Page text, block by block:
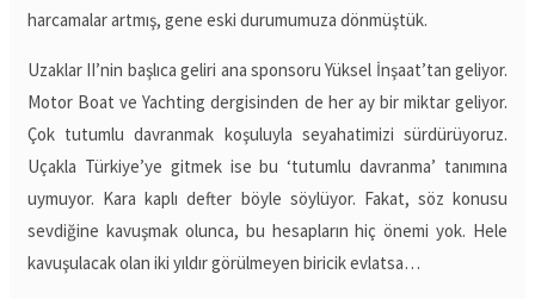
harcamalar artmış, gene eski durumumuza dönmüştük.
Uzaklar II’nin başlıca geliri ana sponsoru Yüksel İnşaat’tan geliyor.
Motor Boat ve Yachting dergisinden de her ay bir miktar geliyor.
Çok tutumlu davranmak koşuluyla seyahatimizi sürdürüyoruz.
Uçakla Türkiye’ye gitmek ise bu ‘tutumlu davranma’ tanımına
uymuyor. Kara kaplı defter böyle söylüyor. Fakat, söz konusu
sevdiğine kavuşmak olunca, bu hesapların hiç önemi yok. Hele
kavuşulacak olan iki yıldır görülmeyen biricik evlatsa…